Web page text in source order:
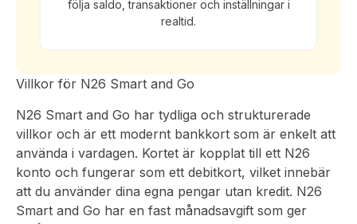
följa saldo, transaktioner och inställningar i
realtid.
Villkor för N26 Smart and Go
N26 Smart and Go har tydliga och strukturerade
villkor och är ett modernt bankkort som är enkelt att
använda i vardagen. Kortet är kopplat till ett N26
konto och fungerar som ett debitkort, vilket innebär
att du använder dina egna pengar utan kredit. N26
Smart and Go har en fast månadsavgift som ger